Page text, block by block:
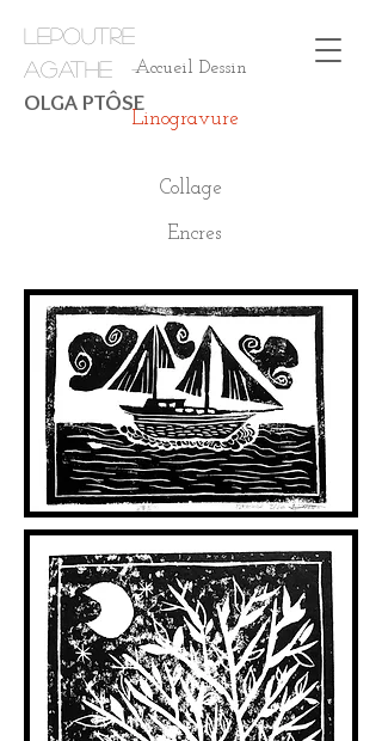
LEPOUTRE
AGATHE -
OLGA PTÔSE
Accueil Dessin
Linogravure
Encres
Collage